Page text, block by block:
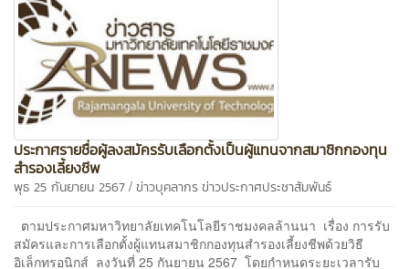
ประกาศรายชื่อผู้ลงสมัครรับเลือกตั้งเป็นผู้แทนจากสมาชิกกองทุน
สำรองเลี้ยงชีพ
พุธ 25 กันยายน 2567 / ข่าวบุคลากรข่าวประกาศประชาสัมพันธ์
ตามประกาศมหาวิทยาลัยเทคโนโลยีราชมงคลล้านนา เรื่อง การรับ
สมัครและการเลือกตั้งผู้แทนสมาชิกกองทุนสำรองเลี้ยงชีพด้วยวิธี
อิเล็กทรอนิกส์ ลงวันที่ 25 กันยายน 2567 โดยกำหนดระยะเวลารับ